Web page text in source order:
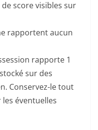
score visibles sur
rapportent aucun
rapporte 1
sur des
Conservez-le tout
éventuelles